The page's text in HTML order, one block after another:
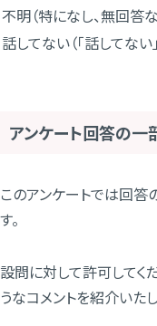
不明（特になし、無回答な
話してない（「話してない
アンケート回答の一
このアンケートでは回
す。
設問に対して許可してく
うなコメントを紹介いたし